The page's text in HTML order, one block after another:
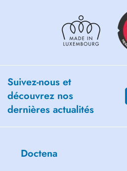
Suivez-nous et
découvrez nos
dernières actualités
Doctena